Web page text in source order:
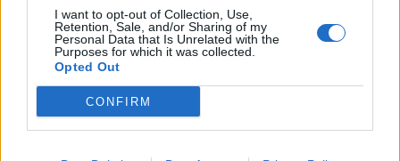
I want to opt-out of Collection, Use,
Retention, Sale, and/or Sharing of my
Personal Data that Is Unrelated with the
Purposes for which it was collected.
Opted Out
CONFIRM
De vraag is niet of Mendes blijft. De vraag is hoe Nederlandse
clubs omgaan met de gevolgen van zijn aanwezigheid. Want
wie dit pad inslaat, kan moeilijk halverwege stoppen.
Ajax Feyenoord PSV